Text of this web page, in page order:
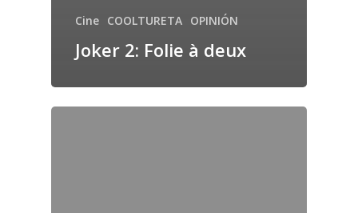
Cine COOLTURETA OPINIÓN
Joker 2: Folie à deux